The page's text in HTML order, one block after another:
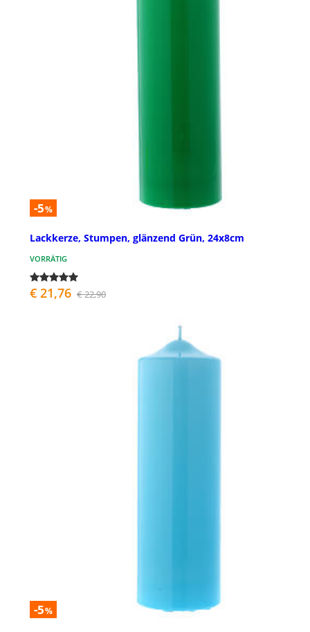
-5%
Lackkerze, Stumpen, glänzend Grün, 24x8cm
VORRÄTIG
€ 21,76 € 22,90
-5%